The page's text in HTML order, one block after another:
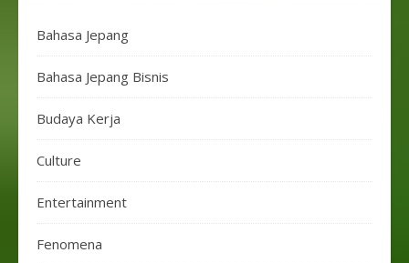
Bahasa Jepang
Bahasa Jepang Bisnis
Budaya Kerja
Culture
Entertainment
Fenomena